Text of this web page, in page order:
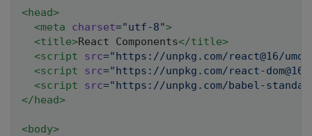
<head>
<meta charset="utf-8">
<title>React Components</title>
<script src="https://unpkg.com/react@16/
<script src="https://unpkg.com/react-
<script src="https://unpkg.com/babel-
</head>
<body>